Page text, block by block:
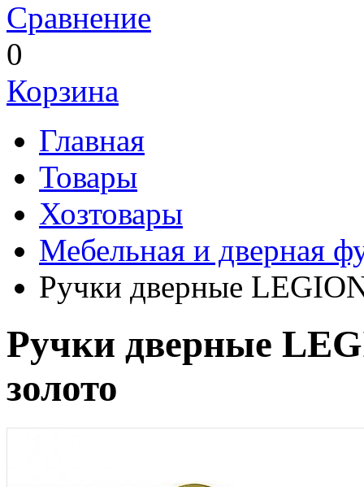
Сравнение
0
Корзина
Главная
Товары
Хозтовары
Мебельная и дверная
Ручки дверные
Ручки дверные
золото